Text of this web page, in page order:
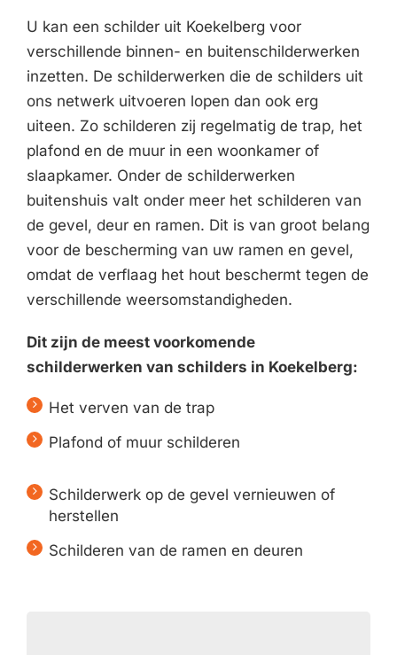
U kan een schilder uit Koekelberg voor
verschillende binnen- en buitenschilderwerken
inzetten. De schilderwerken die de schilders uit
ons netwerk uitvoeren lopen dan ook erg
uiteen. Zo schilderen zij regelmatig de trap, het
plafond en de muur in een woonkamer of
slaapkamer. Onder de schilderwerken
buitenshuis valt onder meer het schilderen van
de gevel, deur en ramen. Dit is van groot belang
voor de bescherming van uw ramen en gevel,
omdat de verflaag het hout beschermt tegen de
verschillende weersomstandigheden.
Dit zijn de meest voorkomende
schilderwerken van schilders in Koekelberg:
Het verven van de trap
Plafond of muur schilderen
Schilderwerk op de gevel vernieuwen of
herstellen
Schilderen van de ramen en deuren